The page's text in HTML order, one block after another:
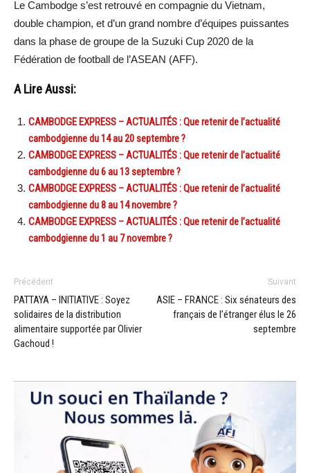
Le Cambodge s’est retrouvé en compagnie du Vietnam,
double champion, et d’un grand nombre d’équipes puissantes
dans la phase de groupe de la Suzuki Cup 2020 de la
Fédération de football de l’ASEAN (AFF).
A Lire Aussi:
CAMBODGE EXPRESS – ACTUALITÉS : Que retenir de l’actualité
cambodgienne du 14 au 20 septembre ?
CAMBODGE EXPRESS – ACTUALITÉS : Que retenir de l’actualité
cambodgienne du 6 au 13 septembre ?
CAMBODGE EXPRESS – ACTUALITÉS : Que retenir de l’actualité
cambodgienne du 8 au 14 novembre ?
CAMBODGE EXPRESS – ACTUALITÉS : Que retenir de l’actualité
cambodgienne du 1 au 7 novembre ?
Précédent
PATTAYA – INITIATIVE : Soyez
solidaires de la distribution
alimentaire supportée par Olivier
Gachoud !
Suivant
ASIE – FRANCE : Six sénateurs des
français de l’étranger élus le 26
septembre